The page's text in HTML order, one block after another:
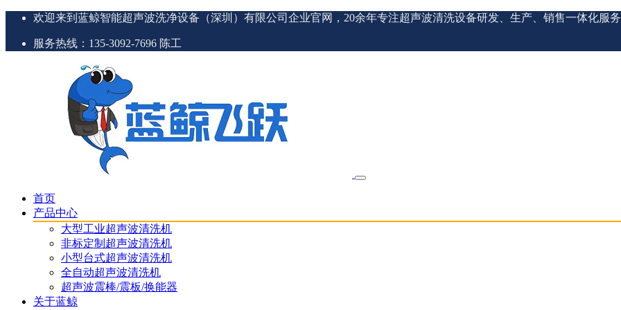
欢迎来到蓝鲸智能超声波洗净设备（深圳）有限公司企业官网，20余年专注超声波清洗设备研发、生产、销售一体化服
服务热线：135-3092-7696 陈工
首页
产品中心
大型工业超声波清洗机
非标定制超声波清洗机
小型台式超声波清洗机
全自动超声波清洗机
超声波震棒/震板/换能器
关于蓝鲸